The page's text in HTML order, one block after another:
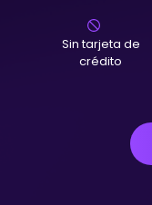
Sin tarjeta de
crédito